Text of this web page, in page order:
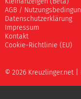
Kleinanzeigen (Beta)
AGB /
Datenschutzerklärung
Impressum
Kontakt
Cookie-Richtlinie (EU)
© 2026 Kreuzlinger.net |